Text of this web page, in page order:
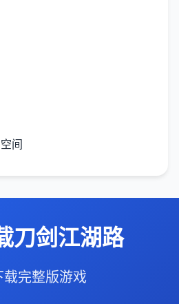
间
刀剑江湖路
载完整版游戏